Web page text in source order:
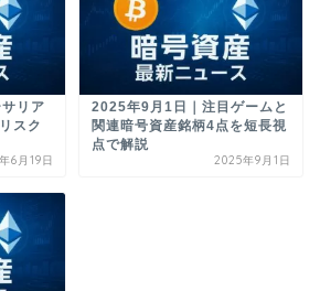
リア
スク
6月19日
2025年9月1日｜注目ゲームと
関連暗号資産銘柄4点を短長視
点で解説
2025年9月1日